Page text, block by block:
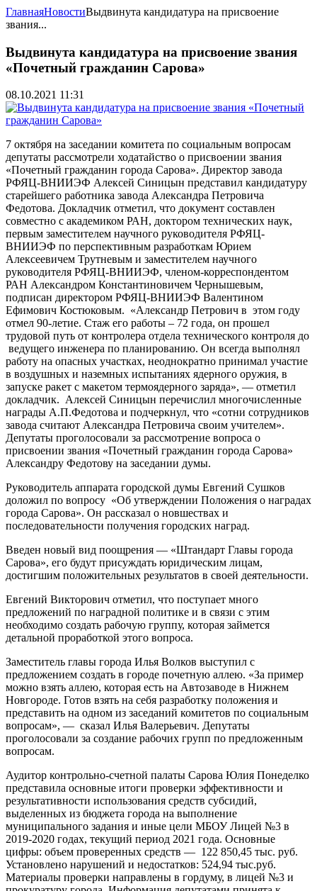
ГлавнаяНовостиВыдвинута кандидатура на присвоение
звания...
Выдвинута кандидатура на присвоение звания
«Почетный гражданин Сарова»
08.10.2021 11:31
7 октября на заседании комитета по социальным вопросам
депутаты рассмотрели ходатайство о присвоении звания
«Почетный гражданин города Сарова». Директор завода
РФЯЦ-ВНИИЭФ Алексей Синицын представил кандидатуру
старейшего работника завода Александра Петровича
Федотова. Докладчик отметил, что документ составлен
совместно с академиком РАН, доктором технических наук,
первым заместителем научного руководителя РФЯЦ-
ВНИИЭФ по перспективным разработкам Юрием
Алексеевичем Трутневым и заместителем научного
руководителя РФЯЦ-ВНИИЭФ, членом-корреспондентом
РАН Александром Константиновичем Чернышевым,
подписан директором РФЯЦ-ВНИИЭФ Валентином
Ефимович Костюковым. «Александр Петрович в этом году
отмел 90-летие. Стаж его работы – 72 года, он прошел
трудовой путь от контролера отдела технического контроля до
ведущего инженера по планированию. Он всегда выполнял
работу на опасных участках, неоднократно принимал участие
в воздушных и наземных испытаниях ядерного оружия, в
запуске ракет с макетом термоядерного заряда», — отметил
докладчик. Алексей Синицын перечислил многочисленные
награды А.П.Федотова и подчеркнул, что «сотни сотрудников
завода считают Александра Петровича своим учителем».
Депутаты проголосовали за рассмотрение вопроса о
присвоении звания «Почетный гражданин города Сарова»
Александру Федотову на заседании думы.
Руководитель аппарата городской думы Евгений Сушков
доложил по вопросу «Об утверждении Положения о наградах
города Сарова». Он рассказал о новшествах и
последовательности получения городских наград.
Введен новый вид поощрения — «Штандарт Главы города
Сарова», его будут присуждать юридическим лицам,
достигшим положительных результатов в своей деятельности.
Евгений Викторович отметил, что поступает много
предложений по наградной политике и в связи с этим
необходимо создать рабочую группу, которая займется
детальной проработкой этого вопроса.
Заместитель главы города Илья Волков выступил с
предложением создать в городе почетную аллею. «За пример
можно взять аллею, которая есть на Автозаводе в Нижнем
Новгороде. Готов взять на себя разработку положения и
представить на одном из заседаний комитетов по социальным
вопросам», — сказал Илья Валерьевич. Депутаты
проголосовали за создание рабочих групп по предложенным
вопросам.
Аудитор контрольно-счетной палаты Сарова Юлия Понеделко
представила основные итоги проверки эффективности и
результативности использования средств субсидий,
выделенных из бюджета города на выполнение
муниципального задания и иные цели МБОУ Лицей №3 в
2019-2020 годах, текущий период 2021 года. Основные
цифры: объем проверенных средств — 122 850,45 тыс. руб.
Установлено нарушений и недостатков: 524,94 тыс.руб.
Материалы проверки направлены в гордуму, в лицей №3 и